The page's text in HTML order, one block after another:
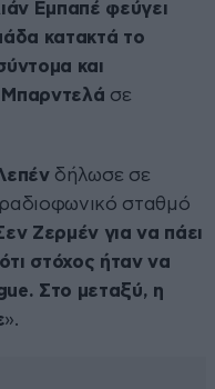
Εμπαπέ φεύγει
κατακτά το
και
σε
δήλωσε σε
σταθμό
Ζερμέν για να πάει
στόχος ήταν να
Στο μεταξύ, η
».